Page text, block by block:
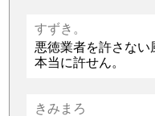
すずき。
悪徳業者を許さない
本当に許せん。
きみまろ